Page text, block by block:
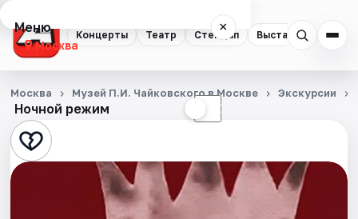
Концерты Театр Стендап Выставки
Меню ×
Москва
Концерты
Театр
Стендап
Ночной режим ☾
Москва Музей П.И. Чайковского в Москве Экскурсии